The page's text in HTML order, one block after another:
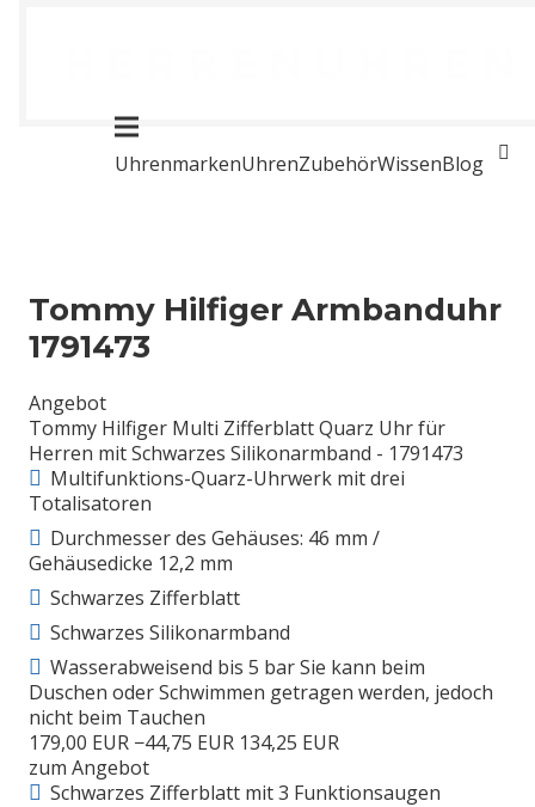
UhrenmarkenUhrenZubehörWissenBlog
Tommy Hilfiger Armbanduhr
1791473
Angebot
Tommy Hilfiger Multi Zifferblatt Quarz Uhr für
Herren mit Schwarzes Silikonarmband - 1791473
Multifunktions-Quarz-Uhrwerk mit drei
Totalisatoren
Durchmesser des Gehäuses: 46 mm /
Gehäusedicke 12,2 mm
Schwarzes Zifferblatt
Schwarzes Silikonarmband
Wasserabweisend bis 5 bar Sie kann beim
Duschen oder Schwimmen getragen werden, jedoch
nicht beim Tauchen
179,00 EUR −44,75 EUR 134,25 EUR
zum Angebot
Schwarzes Zifferblatt mit 3 Funktionsaugen